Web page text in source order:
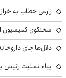
زارعی خطاب به
سخنگوی کمیسیون
دلال‌ها جای
پیام تسلیت رئیس